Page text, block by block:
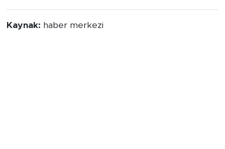
Kaynak: haber merkezi